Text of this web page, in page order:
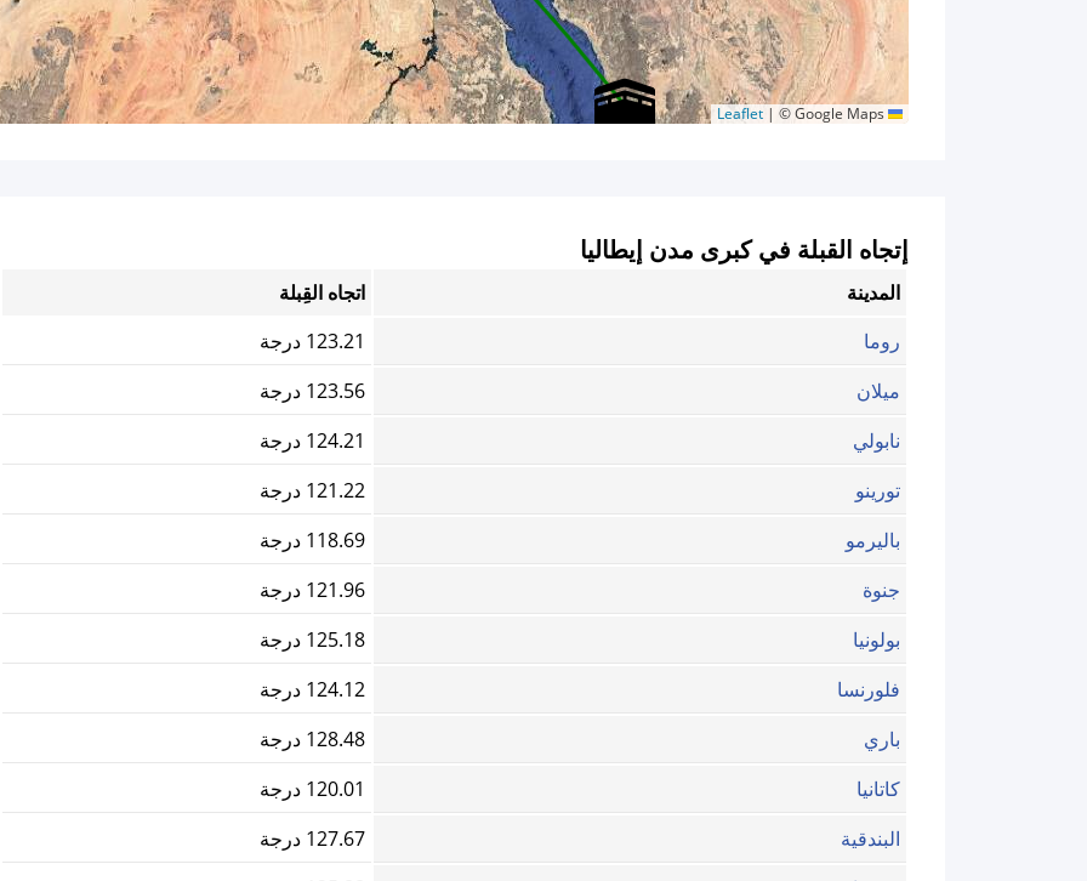
| © Google Maps
إتجاه القبلة في كبرى مدن إيطاليا
المدينة
اتجاه القِبلة
روما
123.21 درجة
ميلان
123.56 درجة
نابولي
124.21 درجة
تورينو
121.22 درجة
باليرمو
118.69 درجة
جنوة
121.96 درجة
بولونيا
125.18 درجة
فلورنسا
124.12 درجة
باري
128.48 درجة
كاتانيا
120.01 درجة
البندقية
127.67 درجة